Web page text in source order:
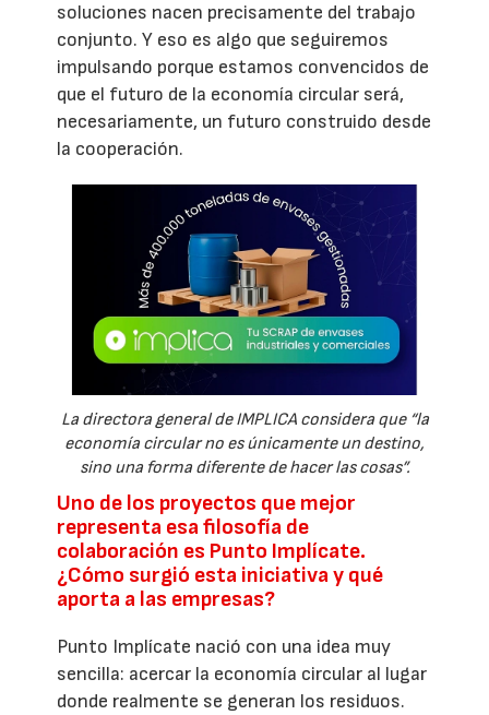
soluciones nacen precisamente del trabajo
conjunto. Y eso es algo que seguiremos
impulsando porque estamos convencidos de
que el futuro de la economía circular será,
necesariamente, un futuro construido desde
la cooperación.
La directora general de IMPLICA considera que “la
economía circular no es únicamente un destino,
sino una forma diferente de hacer las cosas”.
Uno de los proyectos que mejor
representa esa filosofía de
colaboración es Punto Implícate.
¿Cómo surgió esta iniciativa y qué
aporta a las empresas?
Punto Implícate nació con una idea muy
sencilla: acercar la economía circular al lugar
donde realmente se generan los residuos.